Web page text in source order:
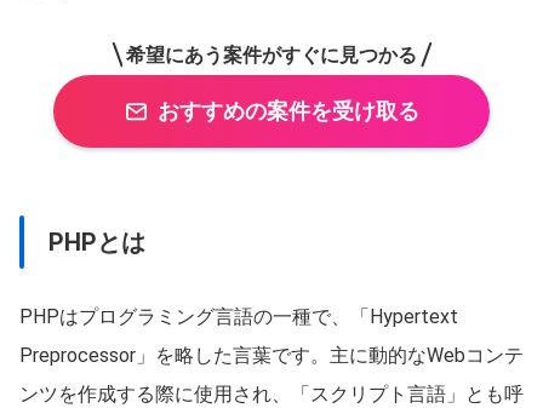
希望にあう案件がすぐに見つかる
おすすめの案件を受け取る
PHPとは
PHPはプログラミング言語の一種で、「Hypertext
Preprocessor」を略した言葉です。主に動的なWebコンテ
ンツを作成する際に使用され、「スクリプト言語」とも呼